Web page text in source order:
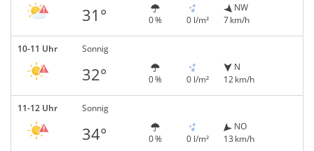
31° 0 % 0 l/m²
NW
7 km/h
10-11 Uhr Sonnig
32° 0 % 0 l/m²
N
12 km/h
11-12 Uhr Sonnig
34° 0 % 0 l/m²
NO
13 km/h